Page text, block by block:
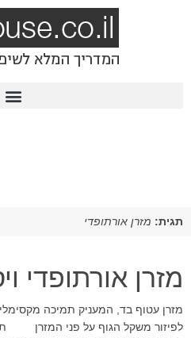
תגית: מזרן אורתופדי
מזרן אורתופדי
מזרן עטוף בד, המעניק תמיכה